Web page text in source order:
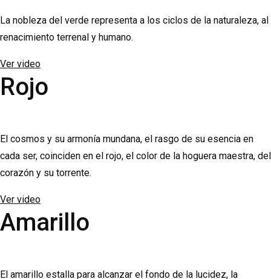
La nobleza del verde representa a los ciclos de la naturaleza, al
renacimiento terrenal y humano.
Ver video
Rojo
El cosmos y su armonía mundana, el rasgo de su esencia en
cada ser, coinciden en el rojo, el color de la hoguera maestra, del
corazón y su torrente.
Ver video
Amarillo
El amarillo estalla para alcanzar el fondo de la lucidez, la